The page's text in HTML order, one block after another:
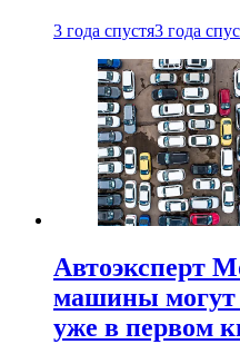
3 года спустя3 года
Автоэксперт
машины могут
уже в первом